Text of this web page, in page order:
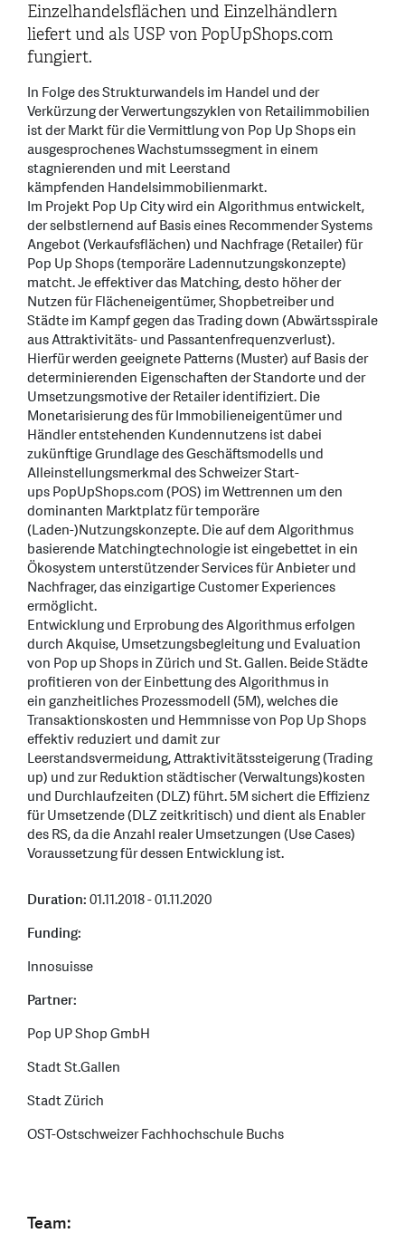
Einzelhandelsflächen und Einzelhändlern
liefert und als USP von PopUpShops.com
fungiert.
In Folge des Strukturwandels im Handel und der
Verkürzung der Verwertungszyklen von Retailimmobilien
ist der Markt für die Vermittlung von Pop Up Shops ein
ausgesprochenes Wachstumssegment in einem
stagnierenden und mit Leerstand
kämpfenden Handelsimmobilienmarkt.
Im Projekt Pop Up City wird ein Algorithmus entwickelt,
der selbstlernend auf Basis eines Recommender Systems
Angebot (Verkaufsflächen) und Nachfrage (Retailer) für
Pop Up Shops (temporäre Ladennutzungskonzepte)
matcht. Je effektiver das Matching, desto höher der
Nutzen für Flächeneigentümer, Shopbetreiber und
Städte im Kampf gegen das Trading down (Abwärtsspirale
aus Attraktivitäts- und Passantenfrequenzverlust).
Hierfür werden geeignete Patterns (Muster) auf Basis der
determinierenden Eigenschaften der Standorte und der
Umsetzungsmotive der Retailer identifiziert. Die
Monetarisierung des für Immobilieneigentümer und
Händler entstehenden Kundennutzens ist dabei
zukünftige Grundlage des Geschäftsmodells und
Alleinstellungsmerkmal des Schweizer Start-
ups PopUpShops.com (POS) im Wettrennen um den
dominanten Marktplatz für temporäre
(Laden-)Nutzungskonzepte. Die auf dem Algorithmus
basierende Matchingtechnologie ist eingebettet in ein
Ökosystem unterstützender Services für Anbieter und
Nachfrager, das einzigartige Customer Experiences
ermöglicht.
Entwicklung und Erprobung des Algorithmus erfolgen
durch Akquise, Umsetzungsbegleitung und Evaluation
von Pop up Shops in Zürich und St. Gallen. Beide Städte
profitieren von der Einbettung des Algorithmus in
ein ganzheitliches Prozessmodell (5M), welches die
Transaktionskosten und Hemmnisse von Pop Up Shops
effektiv reduziert und damit zur
Leerstandsvermeidung, Attraktivitätssteigerung (Trading
up) und zur Reduktion städtischer (Verwaltungs)kosten
und Durchlaufzeiten (DLZ) führt. 5M sichert die Effizienz
für Umsetzende (DLZ zeitkritisch) und dient als Enabler
des RS, da die Anzahl realer Umsetzungen (Use Cases)
Voraussetzung für dessen Entwicklung ist.
Duration:01.11.2018 - 01.11.2020
Funding:
Innosuisse
Partner:
Pop UP Shop GmbH
Stadt St.Gallen
Stadt Zürich
OST-Ostschweizer Fachhochschule Buchs
Team: